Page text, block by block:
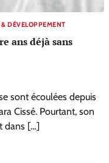
& DÉVELOPPEMENT
ans déjà sans
sont écoulées depuis
Cissé. Pourtant, son
dans […]